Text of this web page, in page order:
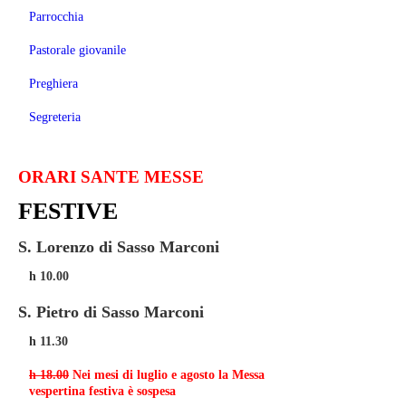
Parrocchia
Pastorale giovanile
Preghiera
Segreteria
ORARI SANTE MESSE
FESTIVE
S. Lorenzo di Sasso Marconi
h 10.00
S. Pietro di Sasso Marconi
h 11.30
h 18.00 Nei mesi di luglio e agosto la Messa
vespertina festiva è sospesa